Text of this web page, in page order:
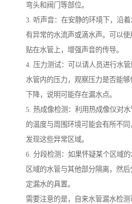
弯头和阀门等部位。
3. 听声音：在安静的环境下，沿
有异常的水流声或滴水声。可以
贴在水管上，增强声音的传导。
4. 压力测试：可以请人员进行水
水管内的压力，观察压力是否能
下降，说明可能存在漏水点。
5. 热成像检测：利用热成像仪对
的温度与周围环境可能会有所不
发现这些异常区域。
6. 分段检测：如果怀疑某个区域
区域的水管与其他部分隔离，然
定漏水的具置。
需要注意的是，自来水管漏水检